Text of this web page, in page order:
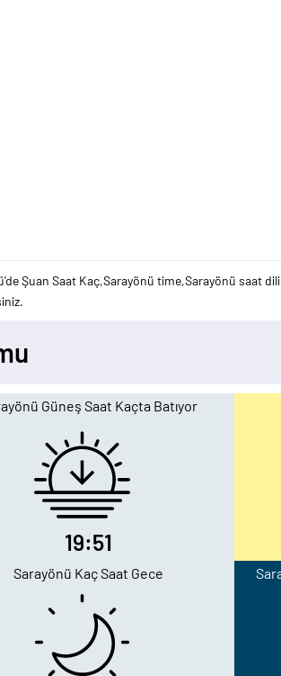
Şuan Saat Kaç,Sarayönü time,Sarayönü saat
Güneş Saat Kaçta Batıyor
19:51
Sarayönü Kaç Saat Gece